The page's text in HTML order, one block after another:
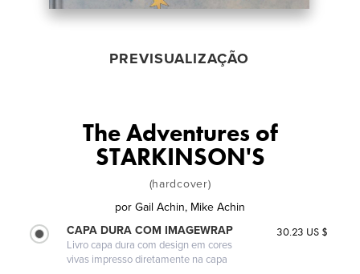
PREVISUALIZAÇÃO
The Adventures of
STARKINSON'S
(hardcover)
por Gail Achin, Mike Achin
CAPA DURA COM IMAGEWRAP
Livro capa dura com design em cores
vivas impresso diretamente na capa
30.23 US $